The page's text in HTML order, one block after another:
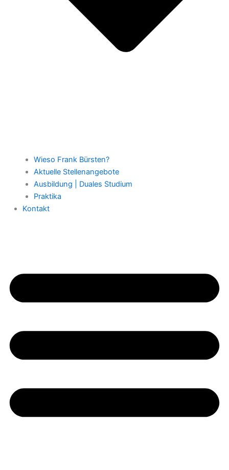
Wieso Frank Bürsten?
Aktuelle Stellenangebote
Ausbildung | Duales Studium
Praktika
Kontakt